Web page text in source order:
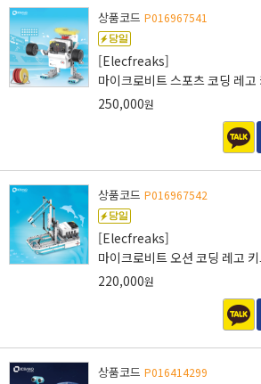
상품코드 P016967541
[Elecfreaks]
마이크로비트 스포츠 코딩 레고
250,000원
상품코드 P016967542
[Elecfreaks]
마이크로비트 오션 코딩 레고
220,000원
상품코드 P016414299